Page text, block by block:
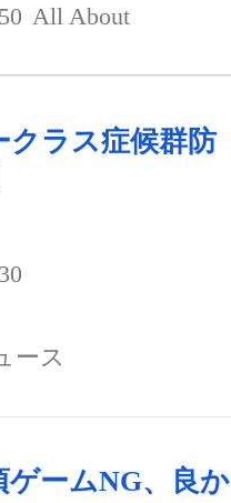
All About
クラス症候群防
ース
ゲームNG、良か